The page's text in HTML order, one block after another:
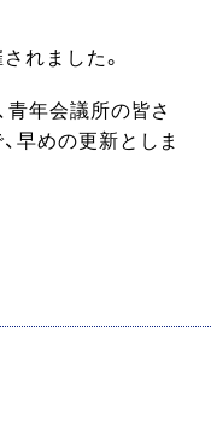
れました。
青年会議所の皆さ
早めの更新としま